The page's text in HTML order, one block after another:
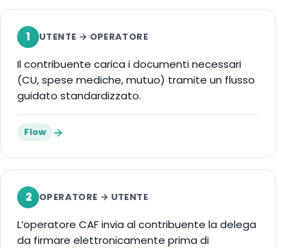
1 UTENTE → OPERATORE
Il contribuente carica i documenti necessari
(CU, spese mediche, mutuo) tramite un flusso
guidato standardizzato.
Flow →
2 OPERATORE → UTENTE
L’operatore CAF invia al contribuente la delega
da firmare elettronicamente prima di